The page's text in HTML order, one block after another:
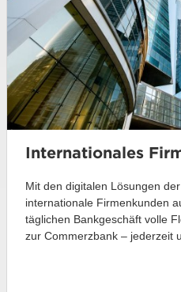
Internationales
Mit den digitalen Lösungen
internationale Firmenkunden
täglichen Bankgeschäft volle
zur Commerzbank – jederzeit